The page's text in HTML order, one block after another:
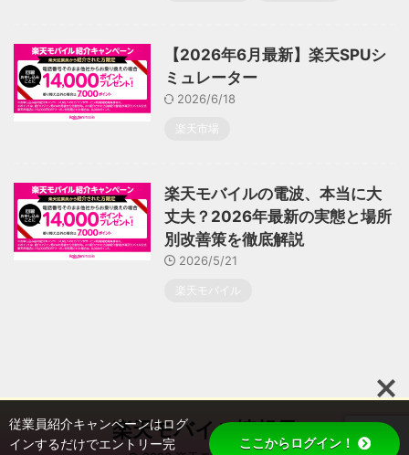
【2026年6月最新】楽天SPUシ
ミュレーター
2026/6/18
楽天市場
楽天モバイルの電波、本当に大
丈夫？2026年最新の実態と場所
別改善策を徹底解説
2026/5/21
楽天モバイル
楽天モバイル情報局
従業員紹介キャンペーンはログ
インするだけでエントリー完
ここからログイン！